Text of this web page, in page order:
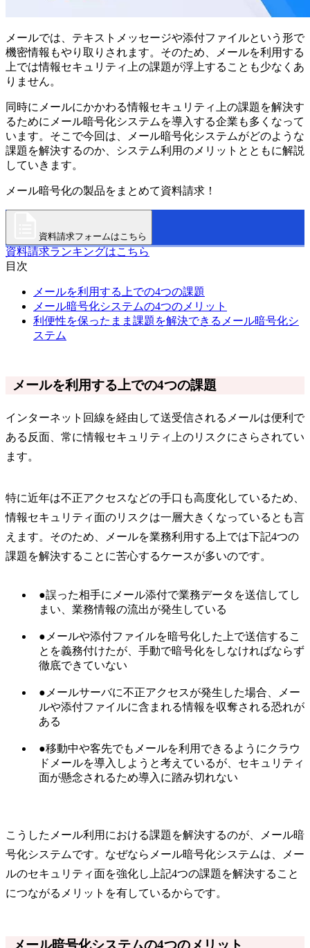
メールでは、テキストメッセージや添付ファイルという形で
機密情報もやり取りされます。そのため、メールを利用する
上では情報セキュリティ上の課題が浮上することも少なくあ
りません。
同時にメールにかかわる情報セキュリティ上の課題を解決す
るためにメール暗号化システムを導入する企業も多くなって
います。そこで今回は、メール暗号化システムがどのような
課題を解決するのか、システム利用のメリットとともに解説
していきます。
メール暗号化の製品をまとめて資料請求！
資料請求フォームはこちら
資料請求ランキングはこちら
目次
メールを利用する上での4つの課題
メール暗号化システムの4つのメリット
利便性を保ったまま課題を解決できるメール暗号化シ
ステム
メールを利用する上での4つの課題
インターネット回線を経由して送受信されるメールは便利で
ある反面、常に情報セキュリティ上のリスクにさらされてい
ます。
特に近年は不正アクセスなどの手口も高度化しているため、
情報セキュリティ面のリスクは一層大きくなっているとも言
えます。そのため、メールを業務利用する上では下記4つの
課題を解決することに苦心するケースが多いのです。
●誤った相手にメール添付で業務データを送信してし
まい、業務情報の流出が発生している
●メールや添付ファイルを暗号化した上で送信するこ
とを義務付けたが、手動で暗号化をしなければならず
徹底できていない
●メールサーバに不正アクセスが発生した場合、メー
ルや添付ファイルに含まれる情報を収奪される恐れが
ある
●移動中や客先でもメールを利用できるようにクラウ
ドメールを導入しようと考えているが、セキュリティ
面が懸念されるため導入に踏み切れない
こうしたメール利用における課題を解決するのが、メール暗
号化システムです。なぜならメール暗号化システムは、メー
ルのセキュリティ面を強化し上記4つの課題を解決すること
につながるメリットを有しているからです。
メール暗号化システムの4つのメリット